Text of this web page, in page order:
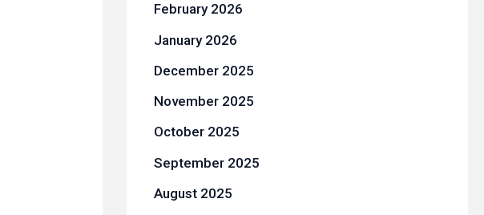
February 2026
January 2026
December 2025
November 2025
October 2025
September 2025
August 2025